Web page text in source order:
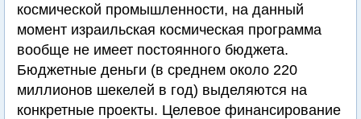
космической промышленности, на данный
момент израильская космическая программа
вообще не имеет постоянного бюджета.
Бюджетные деньги (в среднем около 220
миллионов шекелей в год) выделяются на
конкретные проекты. Целевое финансирование